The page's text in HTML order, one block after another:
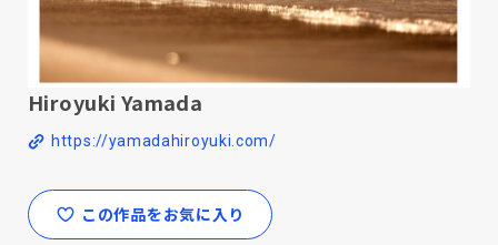
Hiroyuki Yamada
https://yamadahiroyuki.com/
この作品をお気に入り